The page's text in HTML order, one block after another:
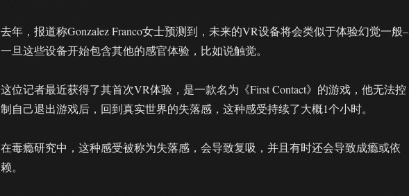
去年，报道称Gonzalez Franco女士预测到，未来的VR设备将会类似于体验幻觉一般–
一旦这些设备开始包含其他的感官体验，比如说触觉。
这位记者最近获得了其首次VR体验，是一款名为《First Contact》的游戏，他无法控
制自己退出游戏后，回到真实世界的失落感，这种感受持续了大概1个小时。
在毒瘾研究中，这种感受被称为失落感，会导致复吸，并且有时还会导致成瘾或依
赖。